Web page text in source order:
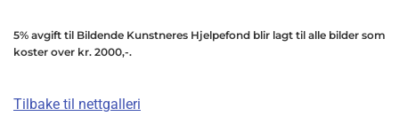
5% avgift til Bildende Kunstneres Hjelpefond blir lagt til alle bilder som
koster over kr. 2000,-.
Tilbake til nettgalleri